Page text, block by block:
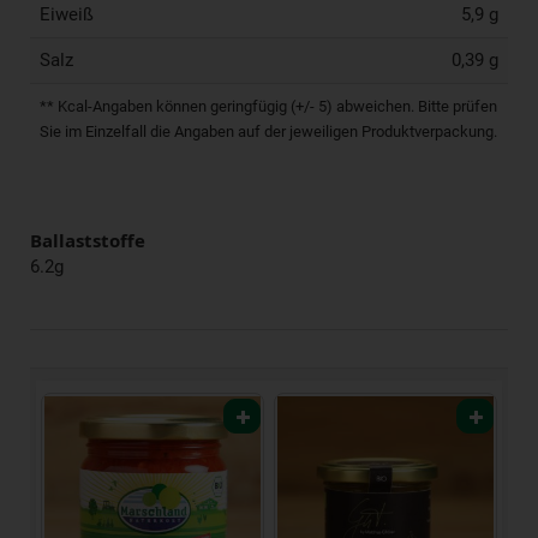
Eiweiß 5,9 g
Salz 0,39 g
** Kcal-Angaben können geringfügig (+/- 5) abweichen. Bitte prüfen
Sie im Einzelfall die Angaben auf der jeweiligen Produktverpackung.
Ballaststoffe
6.2g